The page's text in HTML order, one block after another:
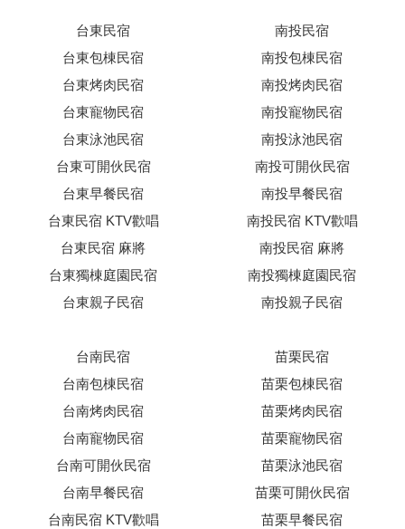
台東民宿
台東包棟民宿
台東烤肉民宿
台東寵物民宿
台東泳池民宿
台東可開伙民宿
台東早餐民宿
台東民宿 KTV歡唱
台東民宿 麻將
台東獨棟庭園民宿
台東親子民宿
南投民宿
南投包棟民宿
南投烤肉民宿
南投寵物民宿
南投泳池民宿
南投可開伙民宿
南投早餐民宿
南投民宿 KTV歡唱
南投民宿 麻將
南投獨棟庭園民宿
南投親子民宿
台南民宿
台南包棟民宿
台南烤肉民宿
台南寵物民宿
台南可開伙民宿
台南早餐民宿
台南民宿 KTV歡唱
苗栗民宿
苗栗包棟民宿
苗栗烤肉民宿
苗栗寵物民宿
苗栗泳池民宿
苗栗可開伙民宿
苗栗早餐民宿